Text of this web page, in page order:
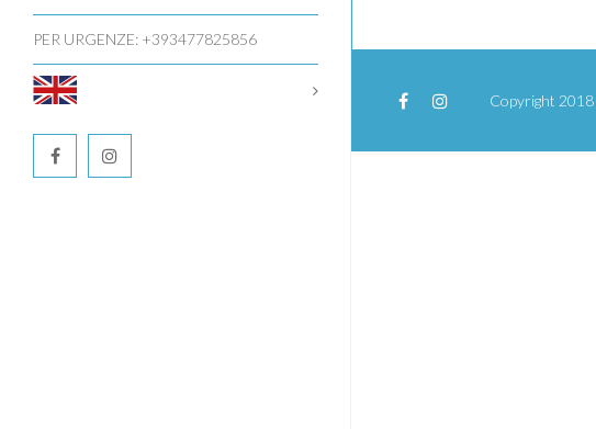
PER URGENZE: +393477825856
Copyright